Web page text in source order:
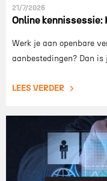
21/7/2026
Online
Werk je aan openbare
aanbestedingen? Dan
LEES VERDER